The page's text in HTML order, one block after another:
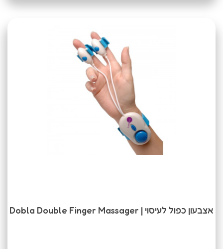
אצבעון כפול לעיסוי | Dobla Double Finger Massager